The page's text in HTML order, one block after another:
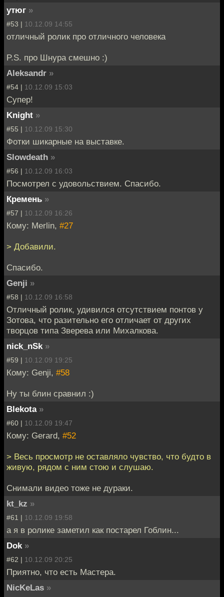
утюг »
#53 | 10.12.09 14:55
отличный ролик про отличного человека
P.S. про Шнура смешно :)
Aleksandr »
#54 | 10.12.09 15:03
Супер!
Knight »
#55 | 10.12.09 15:30
Фотки шикарные на выставке.
Slowdeath »
#56 | 10.12.09 16:03
Посмотрел с удовольствием. Спасибо.
Кремень »
#57 | 10.12.09 16:26
Кому: Merlin, #27
> Добавили.
Спасибо.
Genji »
#58 | 10.12.09 16:58
Отличный ролик, удивился отсутствием понтов у
Зотова, что разительно его отличает от других
творцов типа Зверева или Михалкова.
nick_nSk »
#59 | 10.12.09 19:25
Кому: Genji, #58
Ну ты блин сравнил :)
Blekota »
#60 | 10.12.09 19:47
Кому: Gerard, #52
> Весь просмотр не оставляло чувство, что будто в
живую, рядом с ним стою и слушаю.
Снимали видео тоже не дураки.
kt_kz »
#61 | 10.12.09 19:58
а я в ролике заметил как постарел Гоблин...
Dok »
#62 | 10.12.09 20:25
Приятно, что есть Мастера.
NicKeLas »